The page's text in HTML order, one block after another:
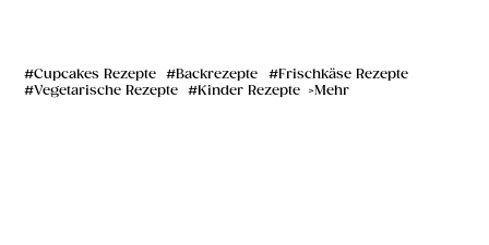
Cupcakes Rezepte Backrezepte
Frischkäse Rezepte
Vegetarische Rezepte
Kinder Rezepte Mehr